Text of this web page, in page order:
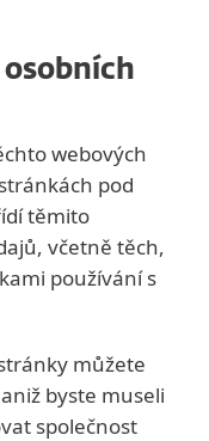
webových
pod
těmito
včetně těch,
používání s
můžete
byste museli
společnost